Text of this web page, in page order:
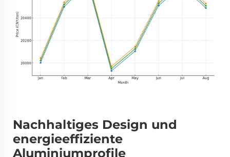
Nachhaltiges Design und
energieeffiziente
Aluminiumprofile